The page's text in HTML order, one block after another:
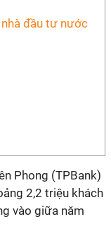
đầu tư nước
Phong (TPBank)
2,2 triệu khách
vào giữa năm